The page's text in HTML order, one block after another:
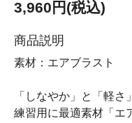
3,960円(税込)
商品説明
素材：エアブラスト
「しなやか」と「軽さ
練習用に最適素材「エ